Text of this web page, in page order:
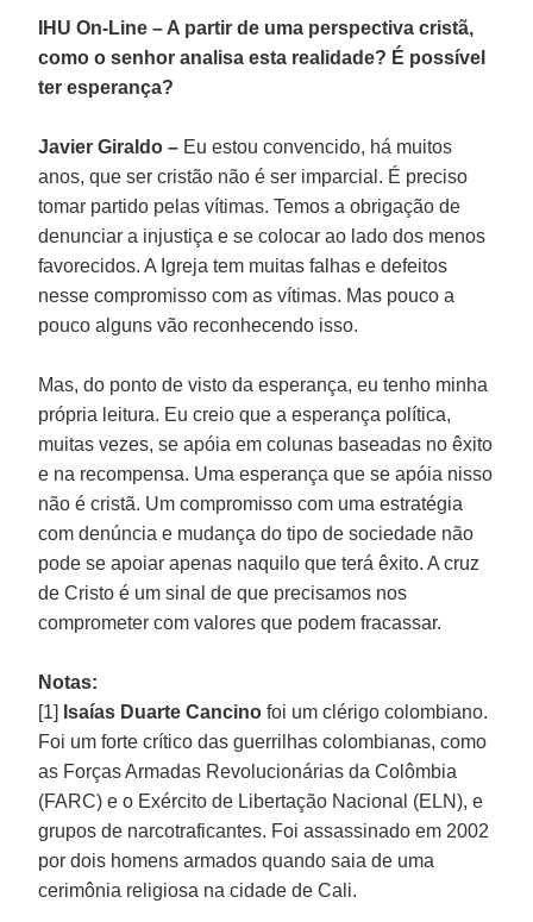
IHU On-Line – A partir de uma perspectiva cristã,
como o senhor analisa esta realidade? É possível
ter esperança?
Javier Giraldo – Eu estou convencido, há muitos
anos, que ser cristão não é ser imparcial. É preciso
tomar partido pelas vítimas. Temos a obrigação de
denunciar a injustiça e se colocar ao lado dos menos
favorecidos. A Igreja tem muitas falhas e defeitos
nesse compromisso com as vítimas. Mas pouco a
pouco alguns vão reconhecendo isso.
Mas, do ponto de visto da esperança, eu tenho minha
própria leitura. Eu creio que a esperança política,
muitas vezes, se apóia em colunas baseadas no êxito
e na recompensa. Uma esperança que se apóia nisso
não é cristã. Um compromisso com uma estratégia
com denúncia e mudança do tipo de sociedade não
pode se apoiar apenas naquilo que terá êxito. A cruz
de Cristo é um sinal de que precisamos nos
comprometer com valores que podem fracassar.
Notas:
[1] Isaías Duarte Cancinofoi um clérigo colombiano.
Foi um forte crítico das guerrilhas colombianas, como
as Forças Armadas Revolucionárias da Colômbia
(FARC) e o Exército de Libertação Nacional (ELN), e
grupos de narcotraficantes. Foi assassinado em 2002
por dois homens armados quando saia de uma
cerimônia religiosa na cidade de Cali.